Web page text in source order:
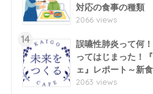
対応の食事の種類
2066 views
14
誤嚥性肺炎って何
ってはじまった！
ェ』レポート～新
2063 views